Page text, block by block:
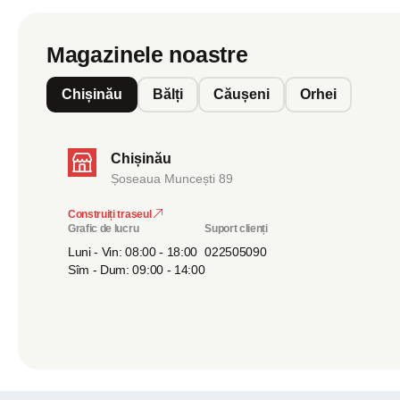
Magazinele noastre
Chișinău Bălți Căușeni Orhei
Chișinău
Șoseaua Muncești 89
Construiți traseul
Grafic de lucru
Luni - Vin: 08:00 - 18:00
Sîm - Dum: 09:00 - 14:00
Suport clienți
022505090